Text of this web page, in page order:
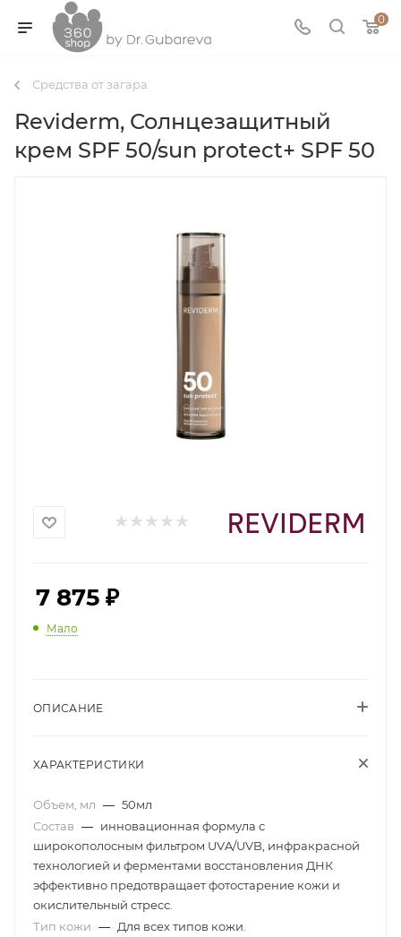
0
Средства от загара
Reviderm, Солнцезащитный
крем SPF 50/sun protect+ SPF 50
7 875 ₽
Мало
ОПИСАНИЕ
ХАРАКТЕРИСТИКИ
Объем, мл — 50мл
Состав — инновационная формула с
широкополосным фильтром UVA/UVB, инфракрасной
технологией и ферментами восстановления ДНК
эффективно предотвращает фотостарение кожи и
окислительный стресс.
Тип кожи — Для всех типов кожи.